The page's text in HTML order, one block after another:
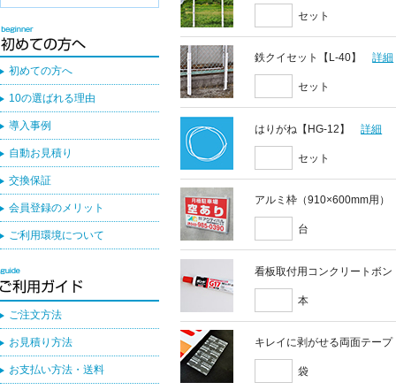
セット
鉄クイセット【L-40】 詳細
セット
はりがね【HG-12】 詳細
セット
アルミ枠（910×600mm用）
台
看板取付用コンクリートボン
本
キレイに剥がせる両面テープ
袋
初めての方へ
10の選ばれる理由
導入事例
自動お見積り
交換保証
会員登録のメリット
ご利用環境について
ご注文方法
お見積り方法
お支払い方法・送料